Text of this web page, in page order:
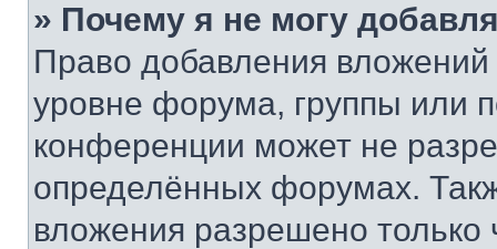
» Почему я не могу
Право добавления
уровне форума, группы или
конференции может не
определённых форумах.
вложения разрешено